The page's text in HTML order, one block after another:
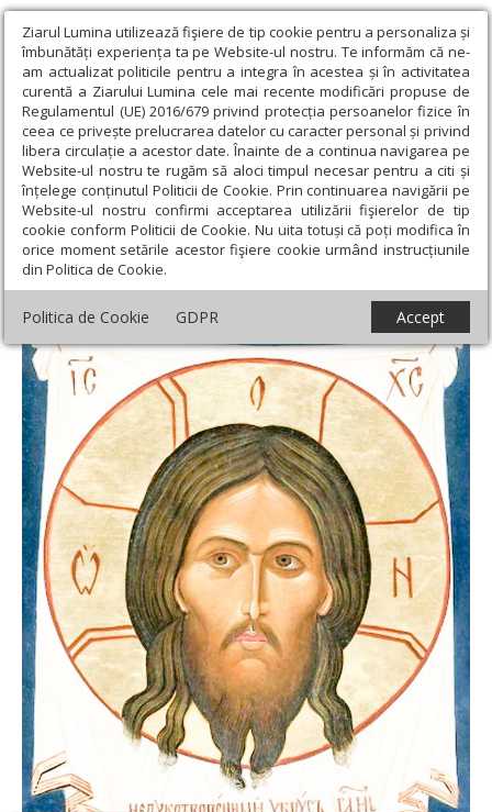
Ziarul Lumina utilizează fişiere de tip cookie pentru a personaliza și
îmbunătăți experiența ta pe Website-ul nostru. Te informăm că ne-
am actualizat politicile pentru a integra în acestea și în activitatea
curentă a Ziarului Lumina cele mai recente modificări propuse de
Regulamentul (UE) 2016/679 privind protecția persoanelor fizice în
ceea ce privește prelucrarea datelor cu caracter personal și privind
libera circulație a acestor date. Înainte de a continua navigarea pe
Website-ul nostru te rugăm să aloci timpul necesar pentru a citi și
înțelege conținutul Politicii de Cookie. Prin continuarea navigării pe
Website-ul nostru confirmi acceptarea utilizării fişierelor de tip
cookie conform Politicii de Cookie. Nu uita totuși că poți modifica în
orice moment setările acestor fişiere cookie urmând instrucțiunile
din Politica de Cookie.
Politica de Cookie GDPR Accept
Ziarul Lumina › Actualitate religioasă › An omagial › Sfânta
Mahramă, prima icoană nefăcută de mână
Sfânta Mahramă, prima icoană nefăcută
de mână